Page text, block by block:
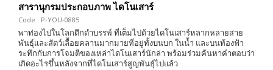
สารานุกรมประกอบภาพ ไดโนเสาร์
Code : P-YOU-0885
พาท่องไปในโลกดึกดำบรรพ์ ที่เต็มไปด้วยไดโนเสาร์หลากหลายสาย
พันธุ์และสัตว์เลื้อยคลานมากมายที่อยู่ทั้งบนบก ในน้ำ และบนท้องฟ้า
ระทึกกับการโจมตีของเหล่าไดโนเสาร์นักล่า พร้อมร่วมค้นหาคำตอบว่า
เกิดอะไรขึ้นหลังจากที่ไดโนเสาร์สูญพันธุ์ไปแล้ว